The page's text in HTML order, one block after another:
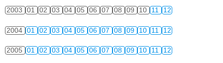
2003 01 02 03 04 05 06 07 08 09 10 11 12
2004 01 02 03 04 05 06 07 08 09 10 11 12
2005 01 02 03 04 05 06 07 08 09 10 11 12